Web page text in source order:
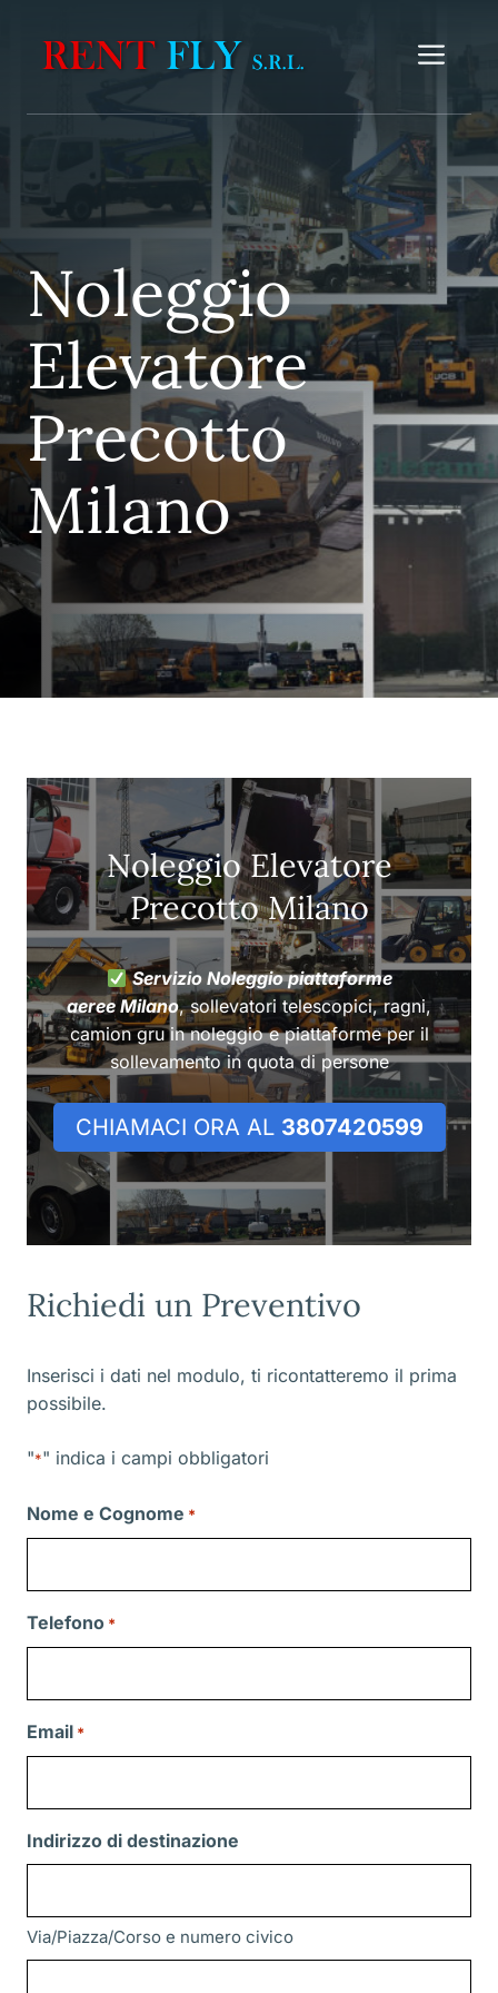
contenuto
Noleggio
Elevatore
Precotto
Milano
Noleggio Elevatore
Precotto Milano
Servizio Noleggio piattaforme
aeree Milano, sollevatori telescopici, ragni,
camion gru in noleggio e piattaforme per il
sollevamento in quota di persone
CHIAMACI ORA AL 3807420599
Richiedi un Preventivo
Inserisci i dati nel modulo, ti ricontatteremo il prima
possibile.
"*" indica i campi obbligatori
Nome e Cognome *
Telefono *
Email *
Indirizzo di destinazione
Via/Piazza/Corso e numero civico